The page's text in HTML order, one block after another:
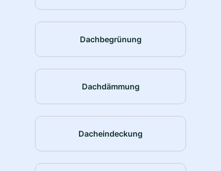
Dachbegrünung
Dachdämmung
Dacheindeckung